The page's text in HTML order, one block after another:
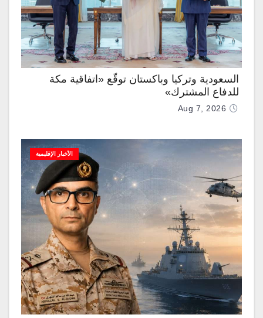
السعودية وتركيا وباكستان توقّع «اتفاقية مكة
للدفاع المشترك»
Aug 7, 2026
الأخبار الإقليمية